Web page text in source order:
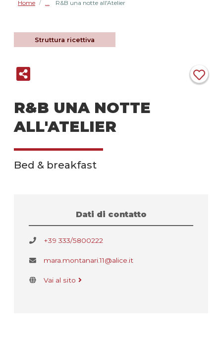
Home / R&B una notte all'Atelier
Struttura ricettiva
R&B UNA NOTTE
ALL'ATELIER
Bed & breakfast
Dati di contatto
+39 333/5800222
mara.montanari.11@alice.it
Vai al sito